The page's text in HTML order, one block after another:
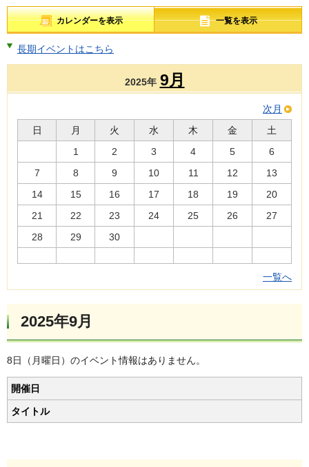
カレンダーを表示 一覧を表示
長期イベントはこちら
2025年 9月
次月
日
月 火 水 木 金
土
1
2 3 4 5
6
7
8 9 10 11 12
13
14
15 16 17 18 19
20
21
22 23 24 25 26
27
28
29 30
一覧へ
2025年9月
8日（月曜日）のイベント情報はありません。
開催日
タイトル